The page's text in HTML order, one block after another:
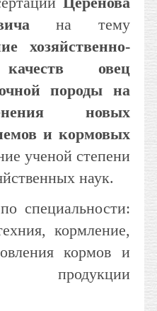
на тему
хозяйственно-
качеств овец
породы на
новых
и кормовых
ученой степени
наук.
специальности:
кормление,
кормов и
продукции